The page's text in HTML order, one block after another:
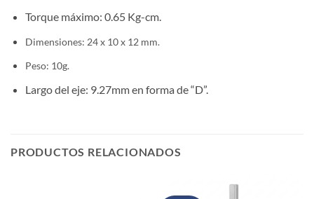
Torque máximo: 0.65 Kg-cm.
Dimensiones: 24 x 10 x 12 mm.
Peso: 10g.
Largo del eje: 9.27mm en forma de “D”.
PRODUCTOS RELACIONADOS